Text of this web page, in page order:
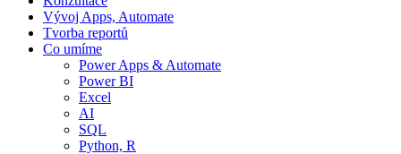
Vývoj Apps, Automate
Tvorba reportů
Co umíme
Power Apps & Automate
Power BI
Excel
AI
SQL
Python, R